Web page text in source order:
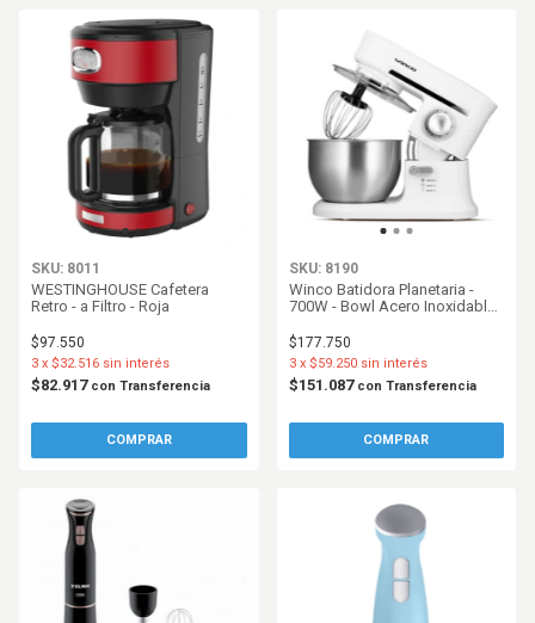
SKU: 8011
WESTINGHOUSE Cafetera
Retro - a Filtro - Roja
$97.550
$82.917 con Transferencia
3 x $32.516 sin interés
SKU: 8190
Winco Batidora Planetaria -
700W - Bowl Acero Inoxidable
$177.750
$151.087 con Transferencia
3 x $59.250 sin interés